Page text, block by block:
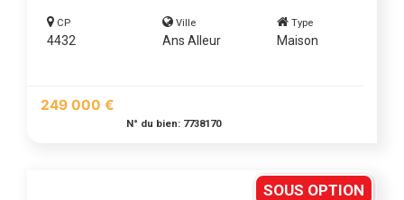
CP
4432
Ville
Ans Alleur
Type
Maison
249 000 €
N° du bien: 7738170
SOUS OPTION